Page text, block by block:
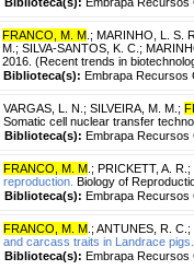
FRANCO, M. M ; MARINHO, L. S.
M.; SILVA-SANTOS, K. C.;
2016. (Recent trends in
Biblioteca(s): Embrapa Recursos
VARGAS, L. N. ; SILVEIRA, M. M. ;
Somatic cell nuclear transfer
Biblioteca(s): Embrapa Recursos
FRANCO, M. M ; PRICKETT, A. R. ;
reproduction. Biology of
Biblioteca(s): Embrapa Recursos
FRANCO, M. M ; ANTUNES, R. C. ;
and carcass traits in Landrace pigs.
Biblioteca(s): Embrapa Recursos